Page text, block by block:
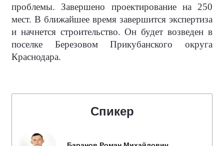
проблемы. Завершено проектирование на 250
мест. В ближайшее время завершится экспертиза
и начнется строительство. Он будет возведен в
поселке Березовом Прикубанского округа
Краснодара.
Спикер